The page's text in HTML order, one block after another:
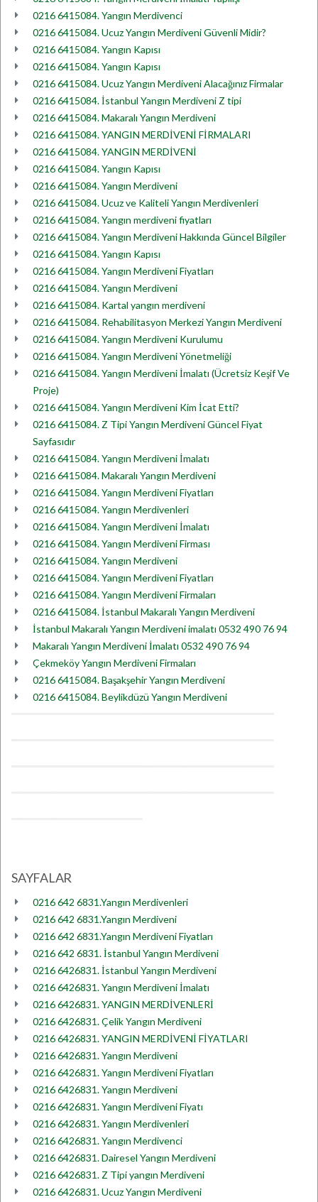
0216 6415084. Yangın Merdivenci
0216 6415084. Ucuz Yangın Merdiveni Güvenli Midir?
0216 6415084. Yangın Kapısı
0216 6415084. Yangın Kapısı
0216 6415084. Ucuz Yangın Merdiveni Alacağınız Firmalar
0216 6415084. İstanbul Yangın Merdiveni Z tipi
0216 6415084. Makaralı Yangın Merdiveni
0216 6415084. YANGIN MERDİVENİ FİRMALARI
0216 6415084. YANGIN MERDİVENİ
0216 6415084. Yangın Kapısı
0216 6415084. Yangın Merdiveni
0216 6415084. Ucuz ve Kaliteli Yangın Merdivenleri
0216 6415084. Yangın merdiveni fiyatları
0216 6415084. Yangın Merdiveni Hakkında Güncel Bilgiler
0216 6415084. Yangın Kapısı
0216 6415084. Yangın Merdiveni Fiyatları
0216 6415084. Yangın Merdiveni
0216 6415084. Kartal yangın merdiveni
0216 6415084. Rehabilitasyon Merkezi Yangın Merdiveni
0216 6415084. Yangın Merdiveni Kurulumu
0216 6415084. Yangın Merdiveni Yönetmeliği
0216 6415084. Yangın Merdiveni İmalatı (Ücretsiz Keşif Ve
Proje)
0216 6415084. Yangın Merdiveni Kim İcat Etti?
0216 6415084. Z Tipi Yangın Merdiveni Güncel Fiyat
Sayfasıdır
0216 6415084. Yangın Merdiveni İmalatı
0216 6415084. Makaralı Yangın Merdiveni
0216 6415084. Yangın Merdiveni Fiyatları
0216 6415084. Yangın Merdivenleri
0216 6415084. Yangın Merdiveni İmalatı
0216 6415084. Yangın Merdiveni Firması
0216 6415084. Yangın Merdiveni
0216 6415084. Yangın Merdiveni Fiyatları
0216 6415084. Yangın Merdiveni Firmaları
0216 6415084. İstanbul Makaralı Yangın Merdiveni
İstanbul Makaralı Yangın Merdiveni imalatı 0532 490 76 94
Makaralı Yangın Merdiveni İmalatı 0532 490 76 94
Çekmeköy Yangın Merdiveni Firmaları
0216 6415084. Başakşehir Yangın Merdiveni
0216 6415084. Beylikdüzü Yangın Merdiveni
SAYFALAR
0216 642 6831.Yangın Merdivenleri
0216 642 6831.Yangın Merdiveni
0216 642 6831.Yangın Merdiveni Fiyatları
0216 642 6831. İstanbul Yangın Merdiveni
0216 6426831. İstanbul Yangın Merdiveni
0216 6426831. Yangın Merdiveni İmalatı
0216 6426831. YANGIN MERDİVENLERİ
0216 6426831. Çelik Yangın Merdiveni
0216 6426831. YANGIN MERDİVENİ FİYATLARI
0216 6426831. Yangın Merdiveni
0216 6426831. Yangın Merdiveni Fiyatları
0216 6426831. Yangın Merdiveni
0216 6426831. Yangın Merdiveni Fiyatı
0216 6426831. Yangın Merdivenleri
0216 6426831. Yangın Merdivenci
0216 6426831. Dairesel Yangın Merdiveni
0216 6426831. Z Tipi yangın Merdiveni
0216 6426831. Ucuz Yangın Merdiveni